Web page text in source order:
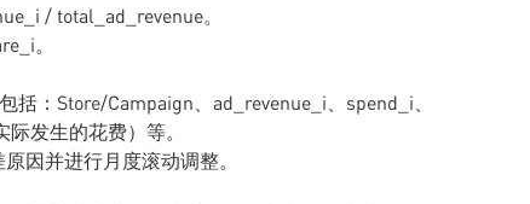
/ total_ad_revenue。
。
：Store/Campaign、ad_revenue_i、spend_i、
发生的花费）等。
因并进行月度滚动调整。